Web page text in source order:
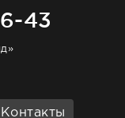
43
Контакты